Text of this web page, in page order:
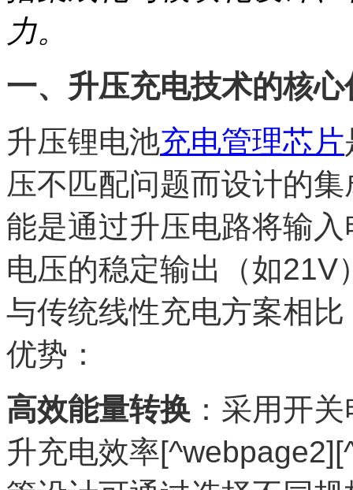
力。
一、升压充电技术的核心
升压锂电池充电管理芯片
压不匹配问题而设计的
能是通过升压电路将输
电压的稳定输出（如
与传统线性充电方案相
优势：
高效能量转换 ：采用开
升充电效率